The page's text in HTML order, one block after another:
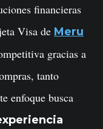
financieras
Visa de Meru
gracias a
tanto
enfoque busca